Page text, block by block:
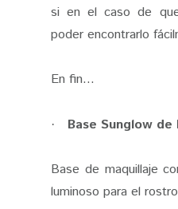
si en el caso de
poder encontrarlo
En fin...
· Base Sunglow de
Base de maquillaje
luminoso para el